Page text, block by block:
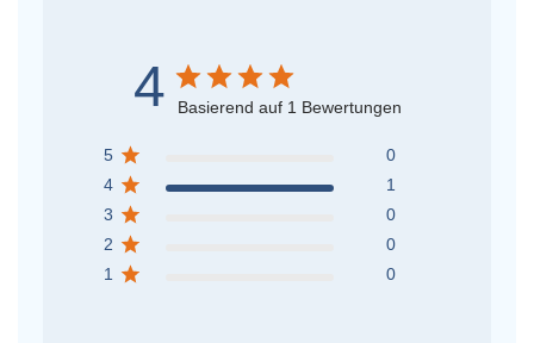
4 Basierend auf 1 Bewertungen
5
0
4
1
3
0
2
0
1
0